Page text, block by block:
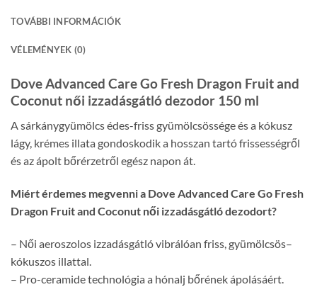
TOVÁBBI INFORMÁCIÓK
VÉLEMÉNYEK (0)
Dove Advanced Care Go Fresh Dragon Fruit and
Coconut női izzadásgátló dezodor 150 ml
A sárkánygyümölcs édes-friss gyümölcsössége és a kókusz
lágy, krémes illata gondoskodik a hosszan tartó frissességről
és az ápolt bőrérzetről egész napon át.
Miért érdemes megvenni a Dove Advanced Care Go Fresh
Dragon Fruit and Coconut női izzadásgátló dezodort?
– Női aeroszolos izzadásgátló vibrálóan friss, gyümölcsös–
kókuszos illattal.
– Pro-ceramide technológia a hónalj bőrének ápolásáért.